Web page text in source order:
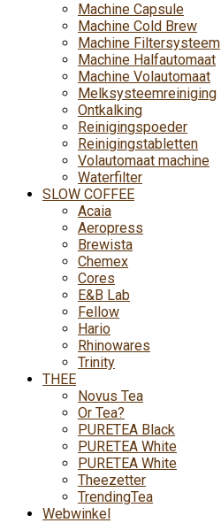
Machine Capsule
Machine Cold Brew
Machine Filtersysteem
Machine Halfautomaat
Machine Volautomaat
Melksysteemreiniging
Ontkalking
Reinigingspoeder
Reinigingstabletten
Volautomaat machine
Waterfilter
SLOW COFFEE
Acaia
Aeropress
Brewista
Chemex
Cores
E&B Lab
Fellow
Hario
Rhinowares
Trinity
THEE
Novus Tea
Or Tea?
PURETEA Black
PURETEA White
PURETEA White
Theezetter
TrendingTea
Webwinkel